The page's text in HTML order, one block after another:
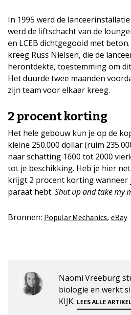
In 1995 werd de
werd de liftschacht van de
en LCEB dichtgegooid met
kreeg Russ Nielsen, die de
herontdekte, toestemming om
Het duurde twee maanden
zijn team voor elkaar kreeg.
2 procent korting
Het hele gebouw kun je op de
kleine 250.000 dollar (ruim
naar schatting 1600 tot 2000
tot je beschikking. Heb je hier
krijgt 2 procent korting wanneer
paraat hebt. Shut up and take my
Bronnen: Popular Mechanics, eBay
Naomi Vreeburg
biologie en werkt
KIJK. LEES ALLE